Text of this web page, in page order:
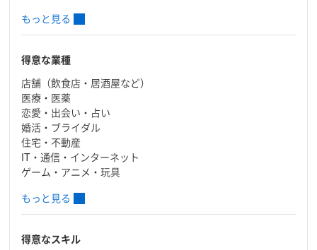
もっと見る
得意な業種
店舗（飲食店・居酒屋など）
医療・医薬
恋愛・出会い・占い
婚活・ブライダル
住宅・不動産
IT・通信・インターネット
ゲーム・アニメ・玩具
もっと見る
得意なスキル